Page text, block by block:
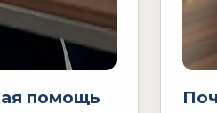
помощь